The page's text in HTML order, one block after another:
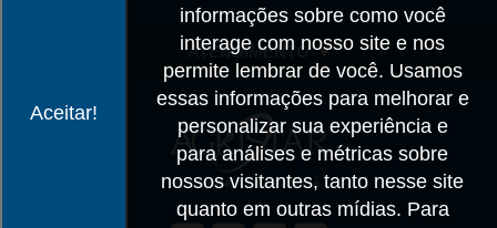
Aceitar!
informações sobre como você
interage com nosso site e nos
permite lembrar de você. Usamos
essas informações para melhorar e
personalizar sua experiência e
para análises e métricas sobre
nossos visitantes, tanto nesse site
quanto em outras mídias. Para
ATENDIMENTO
CADASTRO
TRABALHE CONOSCO